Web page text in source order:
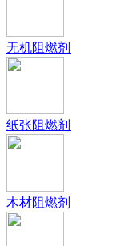
无机阻燃剂
纸张阻燃剂
木材阻燃剂